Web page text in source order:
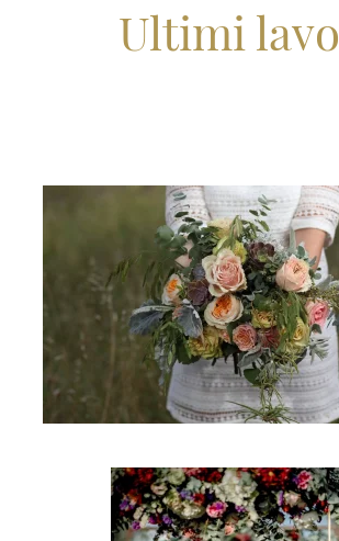
Ultimi